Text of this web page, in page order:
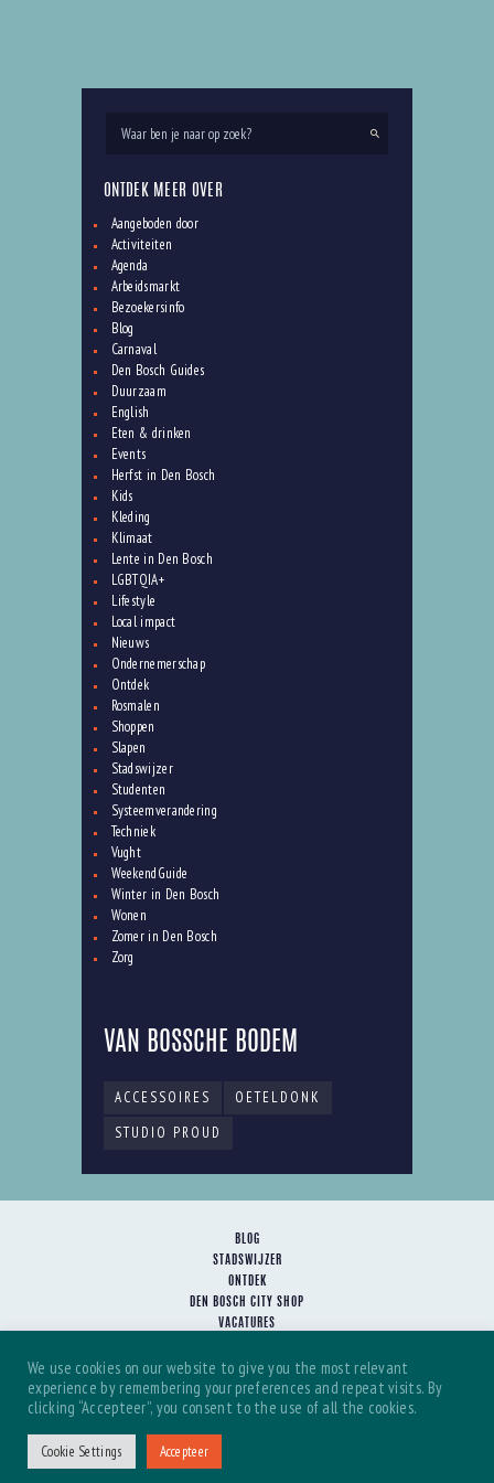
ONTDEK MEER OVER
Aangeboden door
Activiteiten
Agenda
Arbeidsmarkt
Bezoekersinfo
Blog
Carnaval
Den Bosch Guides
Duurzaam
English
Eten & drinken
Events
Herfst in Den Bosch
Kids
Kleding
Klimaat
Lente in Den Bosch
LGBTQIA+
Lifestyle
Local impact
Nieuws
Ondernemerschap
Ontdek
Rosmalen
Shoppen
Slapen
Stadswijzer
Studenten
Systeemverandering
Techniek
Vught
WeekendGuide
Winter in Den Bosch
Wonen
Zomer in Den Bosch
Zorg
VAN BOSSCHE BODEM
ACCESSOIRES
OETELDONK
STUDIO PROUD
BLOG
STADSWIJZER
ONTDEK
DEN BOSCH CITY SHOP
VACATURES
SAMENWERKEN
JOIN OUR TEAM
Den Bosch City, copyright 2022
We use cookies on our website to give you the most relevant
experience by remembering your preferences and repeat visits. By
clicking “Accepteer”, you consent to the use of all the cookies.
Cookie Settings Accepteer